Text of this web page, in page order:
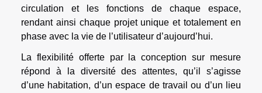
circulation et les fonctions de chaque espace,
rendant ainsi chaque projet unique et totalement en
phase avec la vie de l’utilisateur d’aujourd’hui.
La flexibilité offerte par la conception sur mesure
répond à la diversité des attentes, qu’il s’agisse
d’une habitation, d’un espace de travail ou d’un lieu